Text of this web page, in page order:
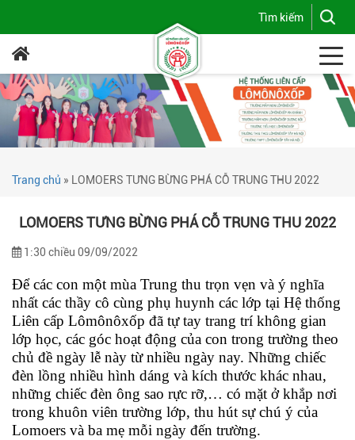
Trang chủ » LOMOERS TƯNG BỪNG PHÁ CỖ TRUNG THU 2022
LOMOERS TƯNG BỪNG PHÁ CỖ TRUNG THU 2022
1:30 chiều 09/09/2022
Để các con một mùa Trung thu trọn vẹn và ý nghĩa
nhất các thầy cô cùng phụ huynh các lớp tại Hệ thống
Liên cấp Lômônôxốp đã tự tay trang trí không gian
lớp học, các góc hoạt động của con trong trường theo
chủ đề ngày lễ này từ nhiều ngày nay. Những chiếc
đèn lồng nhiều hình dáng và kích thước khác nhau,
những chiếc đèn ông sao rực rỡ,… có mặt ở khắp nơi
trong khuôn viên trường lớp, thu hút sự chú ý của
Lomoers và ba mẹ mỗi ngày đến trường.